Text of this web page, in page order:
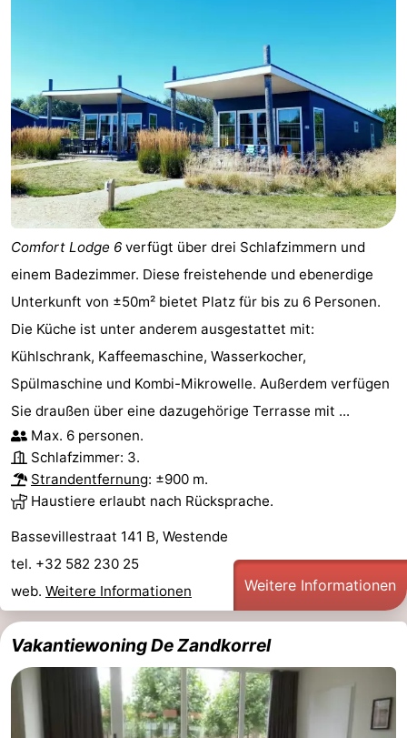
Comfort Lodge 6 verfügt über drei Schlafzimmern und
einem Badezimmer. Diese freistehende und ebenerdige
Unterkunft von ±50m² bietet Platz für bis zu 6 Personen.
Die Küche ist unter anderem ausgestattet mit:
Kühlschrank, Kaffeemaschine, Wasserkocher,
Spülmaschine und Kombi-Mikrowelle. Außerdem verfügen
Sie draußen über eine dazugehörige Terrasse mit ...
Max. 6 personen.
Schlafzimmer: 3.
Strandentfernung: ±900 m.
Haustiere erlaubt nach Rücksprache.
Bassevillestraat 141 B, Westende
tel. +32 582 230 25
web. Weitere Informationen Weitere Informationen
Vakantiewoning De Zandkorrel